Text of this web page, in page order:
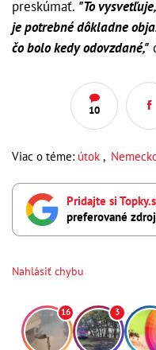
preskúmať. "To
je potrebné dôkladne
čo bolo kedy odovzdané,"
10
Viac o téme: útok ,
Pridajte si
preferované
Nahlásiť chybu
16 3